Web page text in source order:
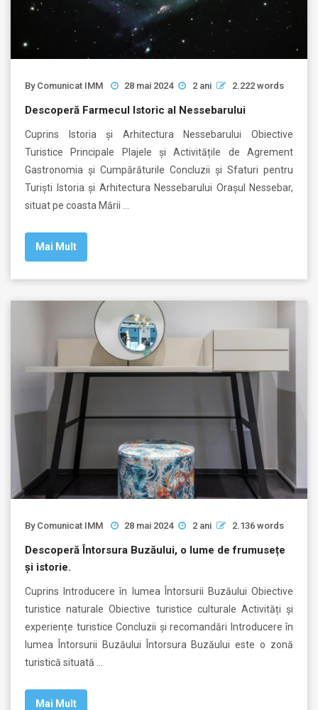
By Comunicat IMM 28 mai 2024 2 ani 2.222 words
Descoperă Farmecul Istoric al Nessebarului
Cuprins Istoria și Arhitectura Nessebarului Obiective
Turistice Principale Plajele și Activitățile de Agrement
Gastronomia și Cumpărăturile Concluzii și Sfaturi pentru
Turiști Istoria și Arhitectura Nessebarului Orașul Nessebar,
situat pe coasta Mării …
Mai Mult
By Comunicat IMM 28 mai 2024 2 ani 2.136 words
Descoperă Întorsura Buzăului, o lume de frumusețe
și istorie.
Cuprins Introducere în lumea Întorsurii Buzăului Obiective
turistice naturale Obiective turistice culturale Activități și
experiențe turistice Concluzii și recomandări Introducere în
lumea Întorsurii Buzăului Întorsura Buzăului este o zonă
turistică situată …
Mai Mult